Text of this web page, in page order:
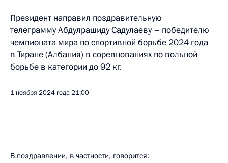
Президент направил поздравительную
телеграмму Абдулрашиду Садулаеву – победителю
чемпионата мира по спортивной борьбе 2024 года
в Тиране (Албания) в соревнованиях по вольной
борьбе в категории до 92 кг.
1 ноября 2024 года21:00
В поздравлении, в частности, говорится: